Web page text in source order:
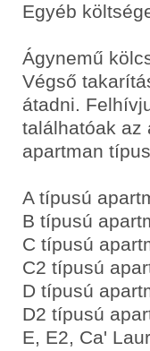
Egyéb
Ágynemű
Végső
átadni.
találhatóak az
apartman
A típusú
B típusú
C típusú
C2 típusú
D típusú
D2 típusú
E, E2, Ca'